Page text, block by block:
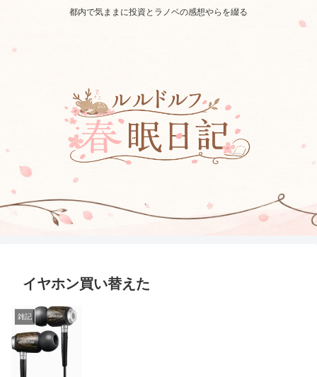
都内で気ままに投資とラノベの感想やらを綴る
イヤホン買い替えた
雑記